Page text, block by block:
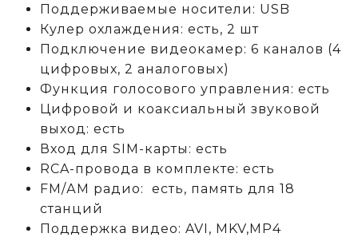
Поддерживаемые носители: USB
Кулер охлаждения: есть, 2 шт
Подключение видеокамер: 6 каналов (4
цифровых, 2 аналоговых)
Функция голосового управления: есть
Цифровой и коаксиальный звуковой
выход: есть
Вход для SIM-карты: есть
RCA-провода в комплекте: есть
FM/АM радио: есть, память для 18
станций
Поддержка видео: AVI, MKV,MP4